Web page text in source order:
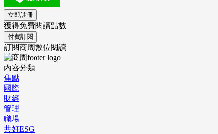
立即註冊
獲得免費閱讀點數
付費訂閱
訂閱商周數位閱讀
內容分類
焦點
國際
財經
管理
職場
共好ESG